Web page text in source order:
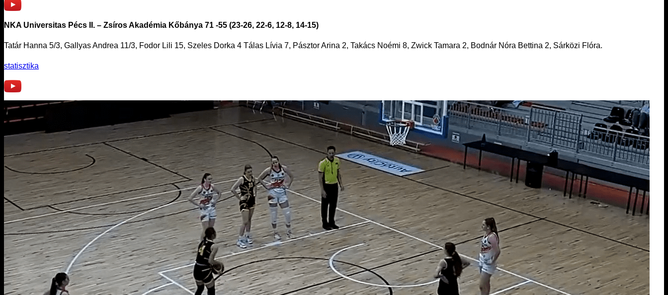
NKA Universitas Pécs II. – Zsíros Akadémia Kőbánya 71 -55 (23-26, 22-6, 12-8, 14-15)
Tatár Hanna 5/3, Gallyas Andrea 11/3, Fodor Lili 15, Szeles Dorka 4 Tálas Lívia 7, Pásztor Arina 2, Takács Noémi 8, Zwick Tamara 2, Bodnár Nóra Bettina 2, Sárközi Flóra.
statisztika